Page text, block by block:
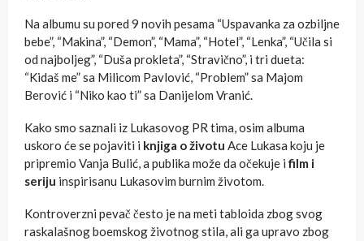
Na albumu su pored 9 novih pesama “Uspavanka za ozbiljne
bebe”, “Makina”, “Demon”, “Mama”, “Hotel”, “Lenka”, “Učila si
od najboljeg”, “Duša prokleta”, “Stravično”, i tri dueta:
“Kidaš me” sa Milicom Pavlović, “Problem” sa Majom
Berović i “Niko kao ti” sa Danijelom Vranić.
Kako smo saznali iz Lukasovog PR tima, osim albuma
uskoro će se pojaviti i knjiga o životu Ace Lukasa koju je
pripremio Vanja Bulić, a publika može da očekuje ifilm i
seriju inspirisanu Lukasovim burnim životom.
Kontroverzni pevač često je na meti tabloida zbog svog
raskalašnog boemskog životnog stila, ali ga upravo zbog